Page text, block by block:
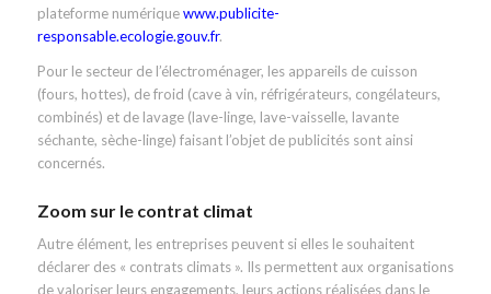
plateforme numériquewww.publicite-
responsable.ecologie.gouv.fr.
Pour le secteur de l’électroménager, les appareils de cuisson
(fours, hottes), de froid (cave à vin, réfrigérateurs, congélateurs,
combinés) et de lavage (lave-linge, lave-vaisselle, lavante
séchante, sèche-linge) faisant l’objet de publicités sont ainsi
concernés.
Zoom sur le contrat climat
Autre élément, les entreprises peuvent si elles le souhaitent
déclarer des « contrats climats ». Ils permettent aux organisations
de valoriser leurs engagements, leurs actions réalisées dans le